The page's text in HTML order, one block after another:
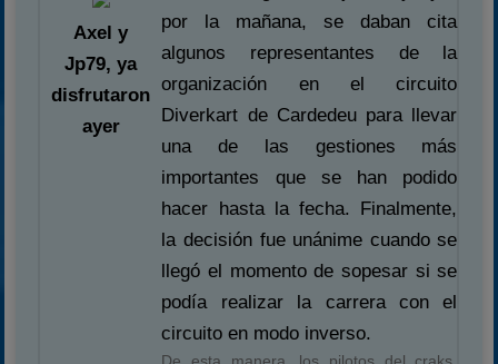
Axel y
Jp79, ya
disfrutaron
ayer
por la mañana, se daban cita
algunos representantes de la
organización en el circuito
Diverkart de Cardedeu para llevar
una de las gestiones más
importantes que se han podido
hacer hasta la fecha. Finalmente,
la decisión fue unánime cuando se
llegó el momento de sopesar si se
podía realizar la carrera con el
circuito en modo inverso.